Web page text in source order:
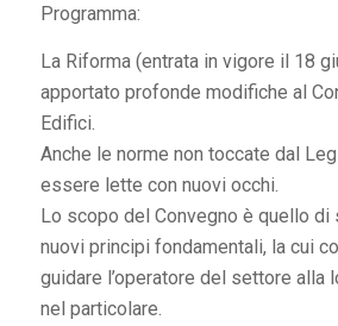
Programma:
La Riforma (entrata in vigore il 18
apportato profonde modifiche al
Edifici.
Anche le norme non toccate dal
essere lette con nuovi occhi.
Lo scopo del Convegno è quello di
nuovi principi fondamentali, la cui
guidare l’operatore del settore alla
nel particolare.